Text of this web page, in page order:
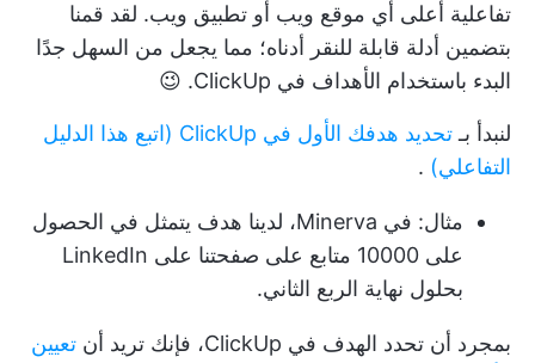
تفاعلية أعلى أي موقع ويب أو تطبيق ويب. لقد قمنا
بتضمين أدلة قابلة للنقر أدناه؛ مما يجعل من السهل جدًا
البدء باستخدام الأهداف في ClickUp. 😉
لنبدأ بـ
تحديد هدفك الأول في ClickUp (اتبع هذا الدليل
التفاعلي) .
مثال: في Minerva، لدينا هدف يتمثل في الحصول
على 10000 متابع على صفحتنا على LinkedIn
بحلول نهاية الربع الثاني.
بمجرد أن تحدد الهدف في ClickUp، فإنك تريد أن
تعيين